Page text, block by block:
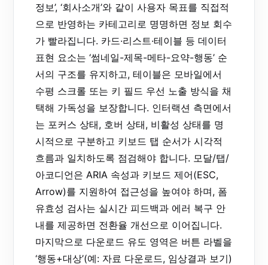
정보’, ‘회사소개’와 같이 사용자 목표를 직접적
으로 반영하는 카테고리로 명명하면 정보 회수
가 빨라집니다. 카드·리스트·테이블 등 데이터
표현 요소는 ‘썸네일-제목-메타-요약-행동’ 순
서의 구조를 유지하고, 테이블은 모바일에서
수평 스크롤 또는 키 필드 우선 노출 방식을 채
택해 가독성을 보장합니다. 인터랙션 측면에서
는 포커스 상태, 호버 상태, 비활성 상태를 명
시적으로 구분하고 키보드 탭 순서가 시각적
흐름과 일치하도록 점검해야 합니다. 모달/탭/
아코디언은 ARIA 속성과 키보드 제어(ESC,
Arrow)를 지원하여 접근성을 높여야 하며, 폼
유효성 검사는 실시간 피드백과 에러 복구 안
내를 제공하면 전환율 개선으로 이어집니다.
마지막으로 다운로드 유도 영역은 버튼 라벨을
‘행동+대상’(예: 자료 다운로드, 임상결과 보기)